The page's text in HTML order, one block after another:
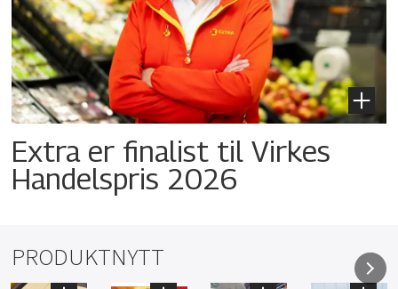
Extra er finalist til Virkes
Handelspris 2026
PRODUKTNYTT